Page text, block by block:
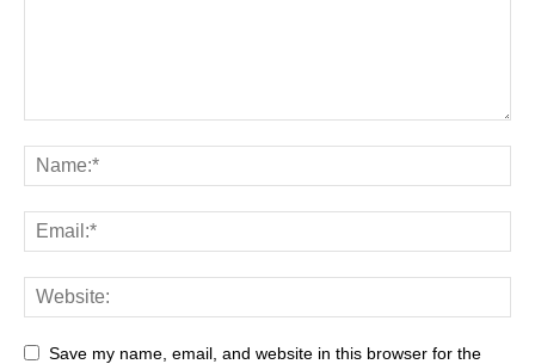
Save my name, email, and website in this browser for the